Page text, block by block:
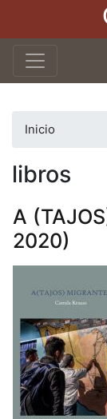
Inicio
libros
A
2020)